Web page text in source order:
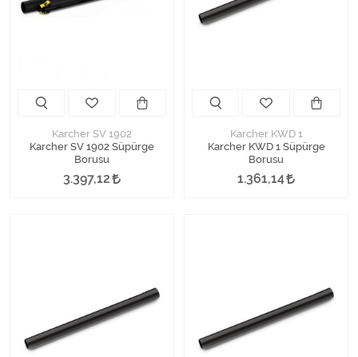
Karcher SV 1902
Karcher SV 1902 Süpürge
Borusu
3.397,12
Karcher KWD 1
Karcher KWD 1 Süpürge
Borusu
1.361,14